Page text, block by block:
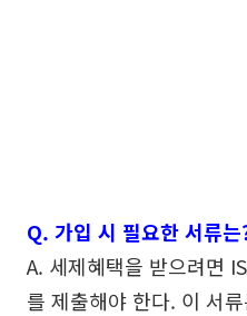
Q. 가입 시 필요한 서류는
A. 세제혜택을 받으려면
를 제출해야 한다. 이 서